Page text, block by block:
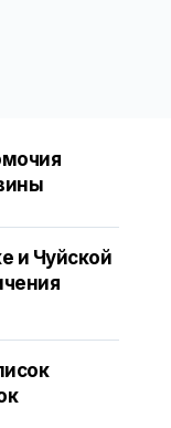
и Чуйской